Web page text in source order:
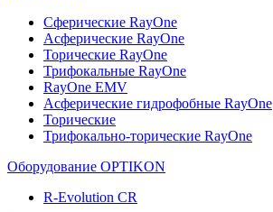
Сферические RayOne
Асферические RayOne
Торические RayOne
Трифокальные RayOne
RayOne EMV
Асферические гидрофобные RayOne
Торические
Трифокально-торические RayOne
Оборудование OPTIKON
R-Evolution CR